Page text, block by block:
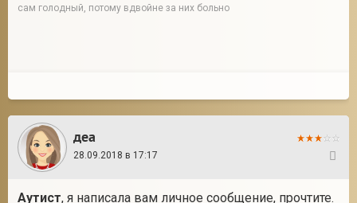
сам голодный, потому вдвойне за них больно
деа
28.09.2018 в 17:17
Аутист, я написала вам личное сообщение, прочтите.